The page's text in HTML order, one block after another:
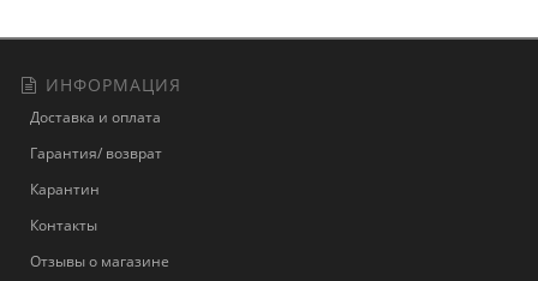
ИНФОРМАЦИЯ
Доставка и оплата
Гарантия/ возврат
Карантин
Контакты
Отзывы о магазине